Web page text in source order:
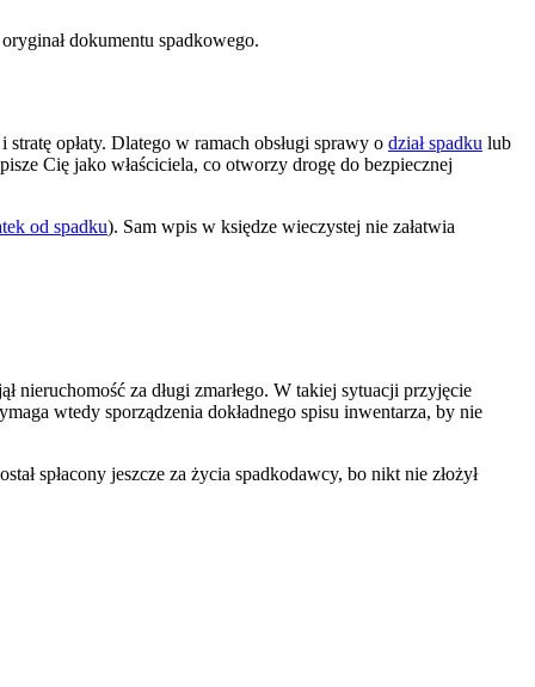
dokumentu spadkowego.
opłaty. Dlatego w ramach obsługi sprawy o dział spadku lub
Cię jako właściciela, co otworzy drogę do bezpiecznej
od spadku). Sam wpis w księdze wieczystej nie załatwia
nieruchomość za długi zmarłego. W takiej sytuacji przyjęcie
wtedy sporządzenia dokładnego spisu inwentarza, by nie
spłacony jeszcze za życia spadkodawcy, bo nikt nie złożył